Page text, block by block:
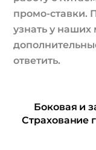
промо-ставки.
узнать у наших
ответить.
Боковая и
Страхование